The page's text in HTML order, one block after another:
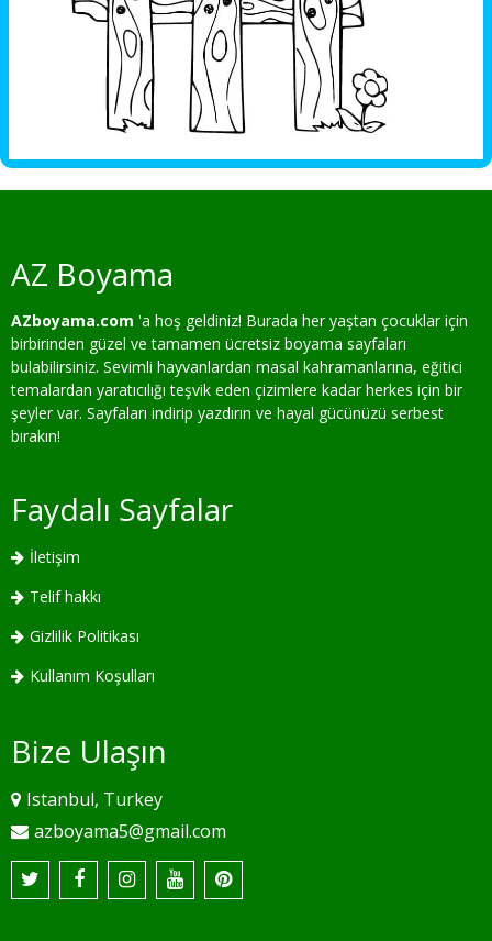
AZ Boyama
AZboyama.com 'a hoş geldiniz! Burada her yaştan çocuklar için
birbirinden güzel ve tamamen ücretsiz boyama sayfaları
bulabilirsiniz. Sevimli hayvanlardan masal kahramanlarına, eğitici
temalardan yaratıcılığı teşvik eden çizimlere kadar herkes için bir
şeyler var. Sayfaları indirip yazdırın ve hayal gücünüzü serbest
bırakın!
Faydalı Sayfalar
İletişim
Telif hakkı
Gizlilik Politikası
Kullanım Koşulları
Bize Ulaşın
Istanbul, Turkey
azboyama5@gmail.com